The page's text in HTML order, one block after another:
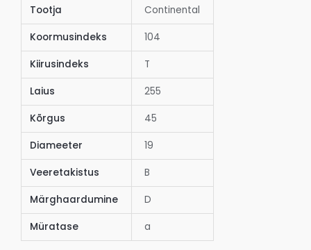
Tootja Continental
Koormusindeks 104
Kiirusindeks T
Laius 255
Kõrgus 45
Diameeter 19
Veeretakistus B
Märghaardumine D
Müratase a